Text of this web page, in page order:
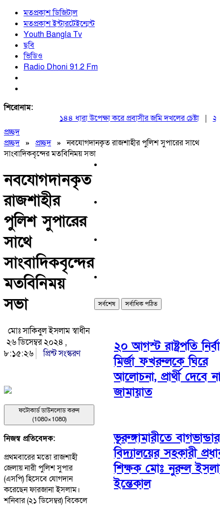
মতপ্রকাশ ডিজিটাল
মতপ্রকাশ ইন্টারটেইন্মেন্ট
Youth Bangla Tv
ছবি
ভিডিও
Radio Dhoni 91.2 Fm
শিরোনাম:
১৪৪ ধারা উপেক্ষা করে প্রবাসীর জমি দখলের চেষ্টা| ২০
প্রচ্ছদ
প্রচ্ছদ» প্রচ্ছদ»নবযোগদানকৃত রাজশাহীর পুলিশ সুপারের সাথে
সাংবাদিকবৃন্দের মতবিনিময় সভা
নবযোগদানকৃত
রাজশাহীর
পুলিশ সুপারের
সাথে
সাংবাদিকবৃন্দের
মতবিনিময়
সভা
মোঃ সাকিবুল ইসলাম স্বাধীন
২৬ ডিসেম্বর ২০২৪ ,
৮:১৫:২৬
প্রিন্ট সংস্করণ
ফটোকার্ড ডাউনলোড করুন
(1080×1080)
নিজস্ব প্রতিবেদক:
প্রথমবারের মতো রাজশাহী
জেলায় নারী পুলিশ সুপার
(এসপি) হিসেবে যোগদান
করেছেন ফারজানা ইসলাম।
শনিবার (২১ ডিসেম্বর) বিকেলে
সর্বশেষ সর্বাধিক পঠিত
২০ আগস্ট রাষ্ট্রপতি
মির্জা ফখরুলকে ঘিরে
আলোচনা, প্রার্থী দেবে
জামায়াত
ভূরুঙ্গামারীতে
বিদ্যালয়ের সহকারী
শিক্ষক মোঃ নুরুল
ইন্তেকাল